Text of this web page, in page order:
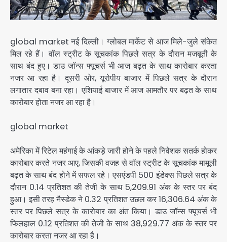
global market नई दिल्ली। ग्लोबल मार्केट से आज मिले-जुले संकेत
मिल रहे हैं। वॉल स्ट्रीट के सूचकांक पिछले सत्र के दौरान मजबूती के
साथ बंद हुए। डाउ जॉन्स फ्यूचर्स भी आज बढ़त के साथ कारोबार करता
नजर आ रहा है। दूसरी ओर, यूरोपीय बाजार में पिछले सत्र के दौरान
लगातार दबाव बना रहा। एशियाई बाजार में आज आमतौर पर बढ़त के साथ
कारोबार होता नजर आ रहा है।
global market
अमेरिका में रिटेल महंगाई के आंकड़े जारी होने के पहले निवेशक सतर्क होकर
कारोबार करते नजर आए, जिसकी वजह से वॉल स्ट्रीट के सूचकांक मामूली
बढ़त के साथ बंद होने में सफल रहे। एसएंडपी 500 इंडेक्स पिछले सत्र के
दौरान 0.14 प्रतिशत की तेजी के साथ 5,209.91 अंक के स्तर पर बंद
हुआ। इसी तरह नैस्डेक ने 0.32 प्रतिशत उछल कर 16,306.64 अंक के
स्तर पर पिछले सत्र के कारोबार का अंत किया। डाउ जॉन्स फ्यूचर्स भी
फिलहाल 0.12 प्रतिशत की तेजी के साथ 38,929.77 अंक के स्तर पर
कारोबार करता नजर आ रहा है।